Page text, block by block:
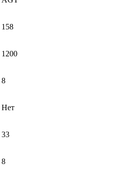
158
1200
8
Нет
33
8